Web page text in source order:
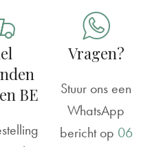
(Coordinated
BE
Vragen?
Stuur ons een
WhatsApp
bericht op 06